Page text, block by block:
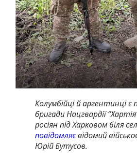
Колумбійці й аргентинці є
бригади Нацгвардії
росіян під Харковом біля
повідомляєвідомий
Юрій Бутусов.